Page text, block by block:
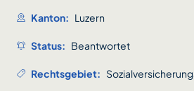
Kanton: Luzern
Status: Beantwortet
Rechtsgebiet: